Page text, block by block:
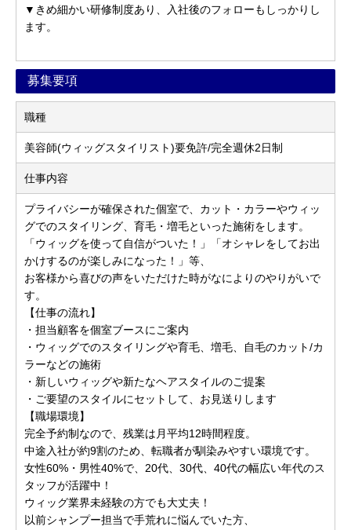
▼きめ細かい研修制度あり、入社後のフォローもしっかりし
ます。
募集要項
職種
美容師(ウィッグスタイリスト)要免許/完全週休2日制
仕事内容
プライバシーが確保された個室で、カット・カラーやウィッ
グでのスタイリング、育毛・増毛といった施術をします。
「ウィッグを使って自信がついた！」「オシャレをしてお出
かけするのが楽しみになった！」等、
お客様から喜びの声をいただけた時がなによりのやりがいで
す。
【仕事の流れ】
・担当顧客を個室ブースにご案内
・ウィッグでのスタイリングや育毛、増毛、自毛のカット/カ
ラーなどの施術
・新しいウィッグや新たなヘアスタイルのご提案
・ご要望のスタイルにセットして、お見送りします
【職場環境】
完全予約制なので、残業は月平均12時間程度。
中途入社が約9割のため、転職者が馴染みやすい環境です。
女性60%・男性40%で、20代、30代、40代の幅広い年代のス
タッフが活躍中！
ウィッグ業界未経験の方でも大丈夫！
以前シャンプー担当で手荒れに悩んでいた方、